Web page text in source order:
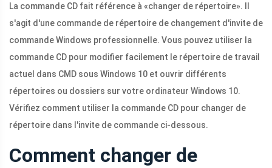
La commande CD fait référence à «changer de répertoire». Il
s'agit d'une commande de répertoire de changement d'invite de
commande Windows professionnelle. Vous pouvez utiliser la
commande CD pour modifier facilement le répertoire de travail
actuel dans CMD sous Windows 10 et ouvrir différents
répertoires ou dossiers sur votre ordinateur Windows 10.
Vérifiez comment utiliser la commande CD pour changer de
répertoire dans l'invite de commande ci-dessous.
Comment changer de